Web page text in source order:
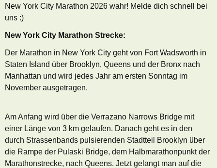
New York City Marathon 2026 wahr! Melde dich schnell bei
uns :)
New York City Marathon Strecke:
Der Marathon in New York City geht von Fort Wadsworth in
Staten Island über Brooklyn, Queens und der Bronx nach
Manhattan und wird jedes Jahr am ersten Sonntag im
November ausgetragen.
Am Anfang wird über die Verrazano Narrows Bridge mit
einer Länge von 3 km gelaufen. Danach geht es in den
durch Strassenbands pulsierenden Stadtteil Brooklyn über
die Rampe der Pulaski Bridge, dem Halbmarathonpunkt der
Marathonstrecke, nach Queens. Jetzt gelangt man auf die